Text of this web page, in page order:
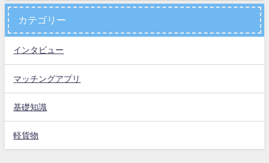
カテゴリー
インタビュー
マッチングアプリ
基礎知識
軽貨物